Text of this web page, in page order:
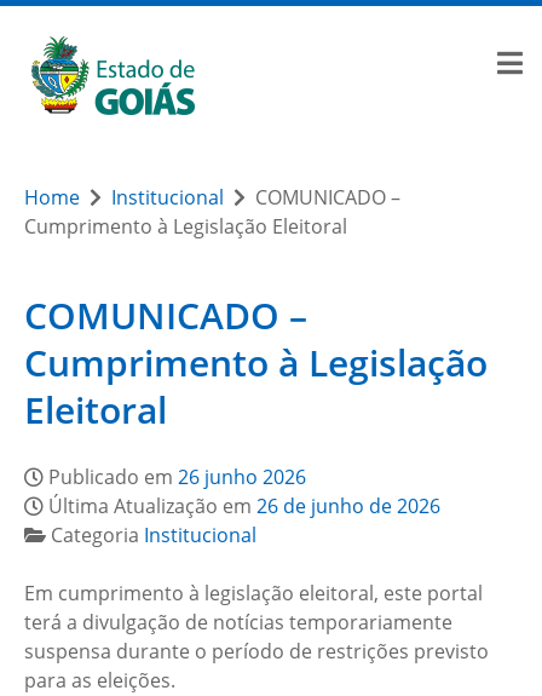
Home Institucional
COMUNICADO –
Cumprimento à Legislação Eleitoral
COMUNICADO –
Cumprimento à Legislação
Eleitoral
Publicado em 26 junho 2026
Última Atualização em 26 de junho de 2026
Categoria Institucional
Em cumprimento à legislação eleitoral, este portal
terá a divulgação de notícias temporariamente
suspensa durante o período de restrições previsto
para as eleições.